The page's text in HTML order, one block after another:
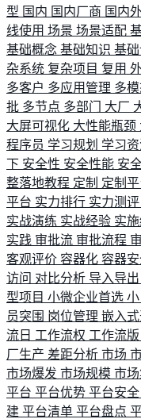
型 国内 国内厂商 国内
线使用 场景 场景适配
基础概念 基础知识 基
杂系统 复杂项目 复用
多客户 多应用管理 多
批 多节点 多部门 大厂
大屏可视化 大性能瓶颈
程序员 学习规划 学习
下 安全性 安全性能 安
整落地教程 定制 定制
平台 实力排行 实力测评
实战演练 实战经验 实
实践 审批流 审批流程
客观评价 容器化 容器
访问 对比分析 导入导出
型项目 小微企业首选
员突围 岗位管理 嵌入
流日 工作流权 工作流版
厂生产 差距分析 市场
市场爆发 市场规模 市
平台 平台优势 平台安全
建 平台清单 平台盘点